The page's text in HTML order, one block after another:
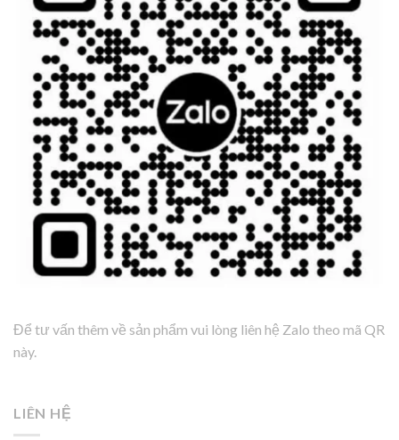
Để tư vấn thêm về sản phẩm vui lòng liên hệ Zalo theo mã QR
này.
LIÊN HỆ